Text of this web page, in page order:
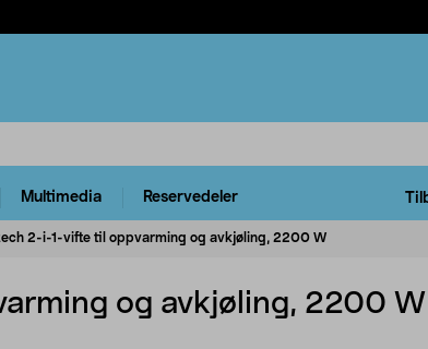
Multimedia Reservedeler
2-i-1-vifte til oppvarming og avkjøling, 2200 W
og avkjøling, 2200 W